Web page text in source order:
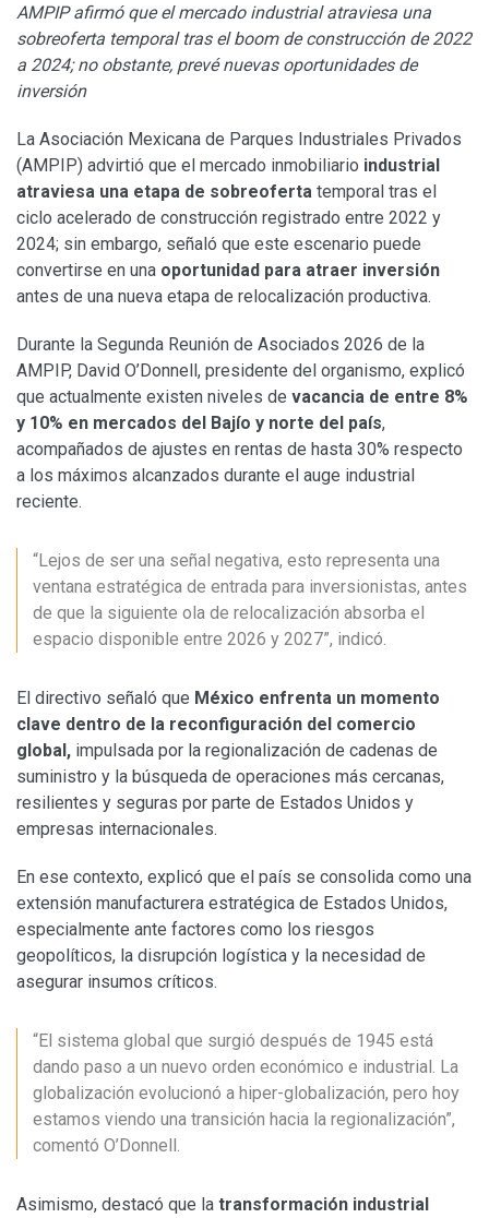
AMPIP afirmó que el mercado industrial atraviesa una
sobreoferta temporal tras el boom de construcción de 2022
a 2024; no obstante, prevé nuevas oportunidades de
inversión
La Asociación Mexicana de Parques Industriales Privados
(AMPIP) advirtió que el mercado inmobiliario industrial
atraviesa una etapa de sobreoferta temporal tras el
ciclo acelerado de construcción registrado entre 2022 y
2024; sin embargo, señaló que este escenario puede
convertirse en una oportunidad para atraer inversión
antes de una nueva etapa de relocalización productiva.
Durante la Segunda Reunión de Asociados 2026 de la
AMPIP, David O’Donnell, presidente del organismo, explicó
que actualmente existen niveles de vacancia de entre 8%
y 10% en mercados del Bajío y norte del país,
acompañados de ajustes en rentas de hasta 30% respecto
a los máximos alcanzados durante el auge industrial
reciente.
“Lejos de ser una señal negativa, esto representa una
ventana estratégica de entrada para inversionistas, antes
de que la siguiente ola de relocalización absorba el
espacio disponible entre 2026 y 2027”, indicó.
El directivo señaló que México enfrenta un momento
clave dentro de la reconfiguración del comercio
global, impulsada por la regionalización de cadenas de
suministro y la búsqueda de operaciones más cercanas,
resilientes y seguras por parte de Estados Unidos y
empresas internacionales.
En ese contexto, explicó que el país se consolida como una
extensión manufacturera estratégica de Estados Unidos,
especialmente ante factores como los riesgos
geopolíticos, la disrupción logística y la necesidad de
asegurar insumos críticos.
“El sistema global que surgió después de 1945 está
dando paso a un nuevo orden económico e industrial. La
globalización evolucionó a hiper-globalización, pero hoy
estamos viendo una transición hacia la regionalización”,
comentó O’Donnell.
Asimismo, destacó que la transformación industrial